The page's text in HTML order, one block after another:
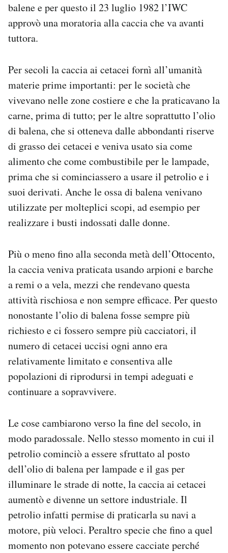
balene e per questo il 23 luglio 1982 l’IWC
approvò una moratoria alla caccia che va avanti
tuttora.
Per secoli la caccia ai cetacei fornì all’umanità
materie prime importanti: per le società che
vivevano nelle zone costiere e che la praticavano la
carne, prima di tutto; per le altre soprattutto l’olio
di balena, che si otteneva dalle abbondanti riserve
di grasso dei cetacei e veniva usato sia come
alimento che come combustibile per le lampade,
prima che si cominciassero a usare il petrolio e i
suoi derivati. Anche le ossa di balena venivano
utilizzate per molteplici scopi, ad esempio per
realizzare i busti indossati dalle donne.
Più o meno fino alla seconda metà dell’Ottocento,
la caccia veniva praticata usando arpioni e barche
a remi o a vela, mezzi che rendevano questa
attività rischiosa e non sempre efficace. Per questo
nonostante l’olio di balena fosse sempre più
richiesto e ci fossero sempre più cacciatori, il
numero di cetacei uccisi ogni anno era
relativamente limitato e consentiva alle
popolazioni di riprodursi in tempi adeguati e
continuare a sopravvivere.
Le cose cambiarono verso la fine del secolo, in
modo paradossale. Nello stesso momento in cui il
petrolio cominciò a essere sfruttato al posto
dell’olio di balena per lampade e il gas per
illuminare le strade di notte, la caccia ai cetacei
aumentò e divenne un settore industriale. Il
petrolio infatti permise di praticarla su navi a
motore, più veloci. Peraltro specie che fino a quel
momento non potevano essere cacciate perché